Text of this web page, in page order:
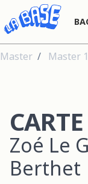
Master Master 1
Zoé Le
Berthet